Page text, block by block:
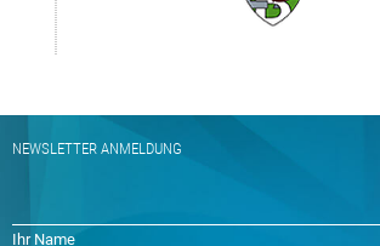
NEWSLETTER ANMELDUNG
Ihr Name